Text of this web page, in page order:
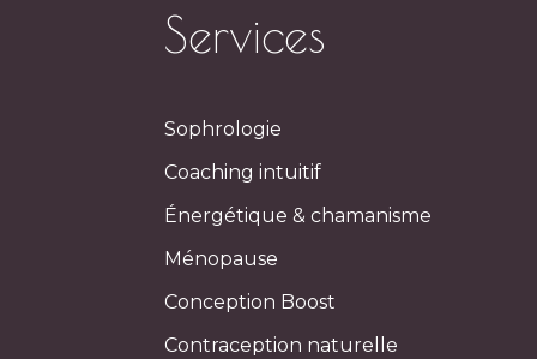
Services
Sophrologie
Coaching intuitif
Énergétique & chamanisme
Ménopause
Conception Boost
Contraception naturelle